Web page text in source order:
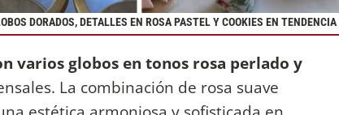
DORADOS, DETALLES EN ROSA PASTEL Y COOKIES EN TENDENCIA
varios globos en tonos rosa perlado y
La combinación de rosa suave